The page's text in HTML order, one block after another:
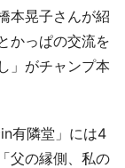
本晃子さんが紹
かっぱの交流を
」がチャンプ本
有隣堂」には4
父の縁側、私の